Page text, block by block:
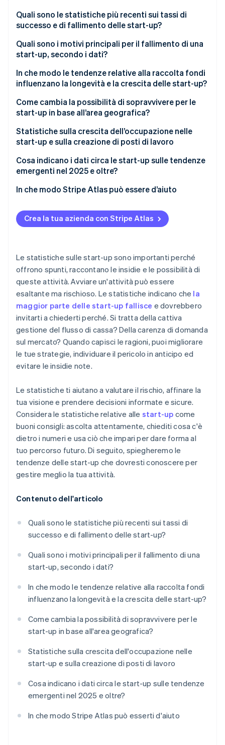
Radar
Prevenzione delle frodi
Atlas
Costituzione di start-up
Climate
Rimozione del carbonio
Verifica online dell'identità
Stripe Sessions 2026
Scopri come Stripe sta costruendo l'infrastruttura
Ecosistema
Partner
Stripe App Marketplace
Quali sono le statistiche più recenti sui tassi di
successo e di fallimento delle start-up?
Quali sono i motivi principali per il fallimento di una
start-up, secondo i dati?
In che modo le tendenze relative alla raccolta fondi
influenzano la longevità e la crescita delle start-up?
Fasi di raccolta fondi
Distribuzione dei fondi
Tendenze geografiche
Come cambia la possibilità di sopravvivere per le
start-up in base all’area geografica?
Statistiche sulla crescita dell’occupazione nelle
start-up e sulla creazione di posti di lavoro
Cosa indicano i dati circa le start-up sulle tendenze
emergenti nel 2025 e oltre?
IA
Sostenibilità
Trasformazione digitale
Come superare la carenza di competenze
In che modo Stripe Atlas può essere d’aiuto
Registrazione su Atlas
Accettazione di pagamenti e operazioni bancarie
Acquisto di azioni senza contanti da parte del
fondatore
Presentazione automatica della dichiarazione
fiscale 83(b)
Documenti legali aziendali con idoneità globale
Un anno gratuito di Stripe Payments, più 50.000
USD in crediti e sconti offerti dai partner
Crea la tua azienda con Stripe Atlas
Le statistiche sulle start-up sono importanti perché
offrono spunti, raccontano le insidie e le possibilità di
queste attività. Avviare un'attività può essere
esaltante ma rischioso. Le statistiche indicano che la
maggior parte delle start-up fallisce e dovrebbero
invitarti a chiederti perché. Si tratta della cattiva
gestione del flusso di cassa? Della carenza di domanda
sul mercato? Quando capisci le ragioni, puoi migliorare
le tue strategie, individuare il pericolo in anticipo ed
evitare le insidie note.
Le statistiche ti aiutano a valutare il rischio, affinare la
tua visione e prendere decisioni informate e sicure.
Considera le statistiche relative alle start-up come
buoni consigli: ascolta attentamente, chiediti cosa c'è
dietro i numeri e usa ciò che impari per dare forma al
tuo percorso futuro. Di seguito, spiegheremo le
tendenze delle start-up che dovresti conoscere per
gestire meglio la tua attività.
Contenuto dell'articolo
Quali sono le statistiche più recenti sui tassi di
successo e di fallimento delle start-up?
Quali sono i motivi principali per il fallimento di una
start-up, secondo i dati?
In che modo le tendenze relative alla raccolta fondi
influenzano la longevità e la crescita delle start-up?
Come cambia la possibilità di sopravvivere per le
start-up in base all'area geografica?
Statistiche sulla crescita dell'occupazione nelle
start-up e sulla creazione di posti di lavoro
Cosa indicano i dati circa le start-up sulle tendenze
emergenti nel 2025 e oltre?
In che modo Stripe Atlas può esserti d'aiuto